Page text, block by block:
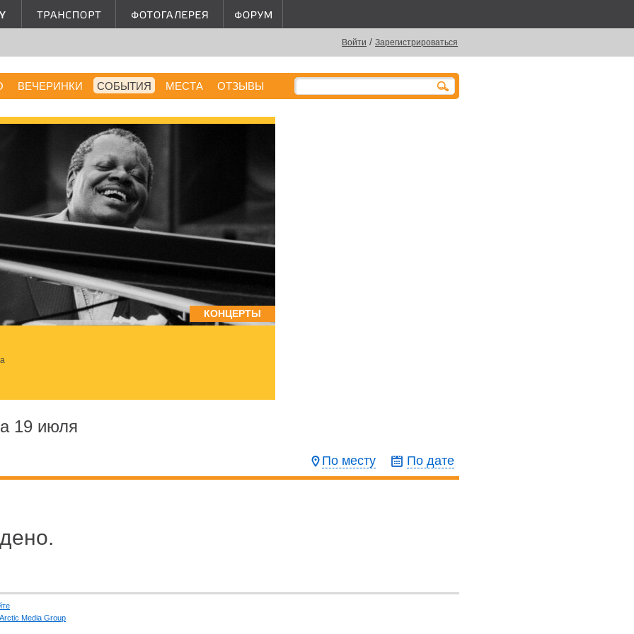
Войти / Зарегистрироваться
ВЕЧЕРИНКИ СОБЫТИЯ МЕСТА ОТЗЫВЫ
КОНЦЕРТЫ
19 июля
По месту По дате
Arctic Media Group